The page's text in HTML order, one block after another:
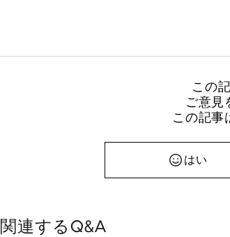
この
ご意見
この記事
はい
関連するQ&A